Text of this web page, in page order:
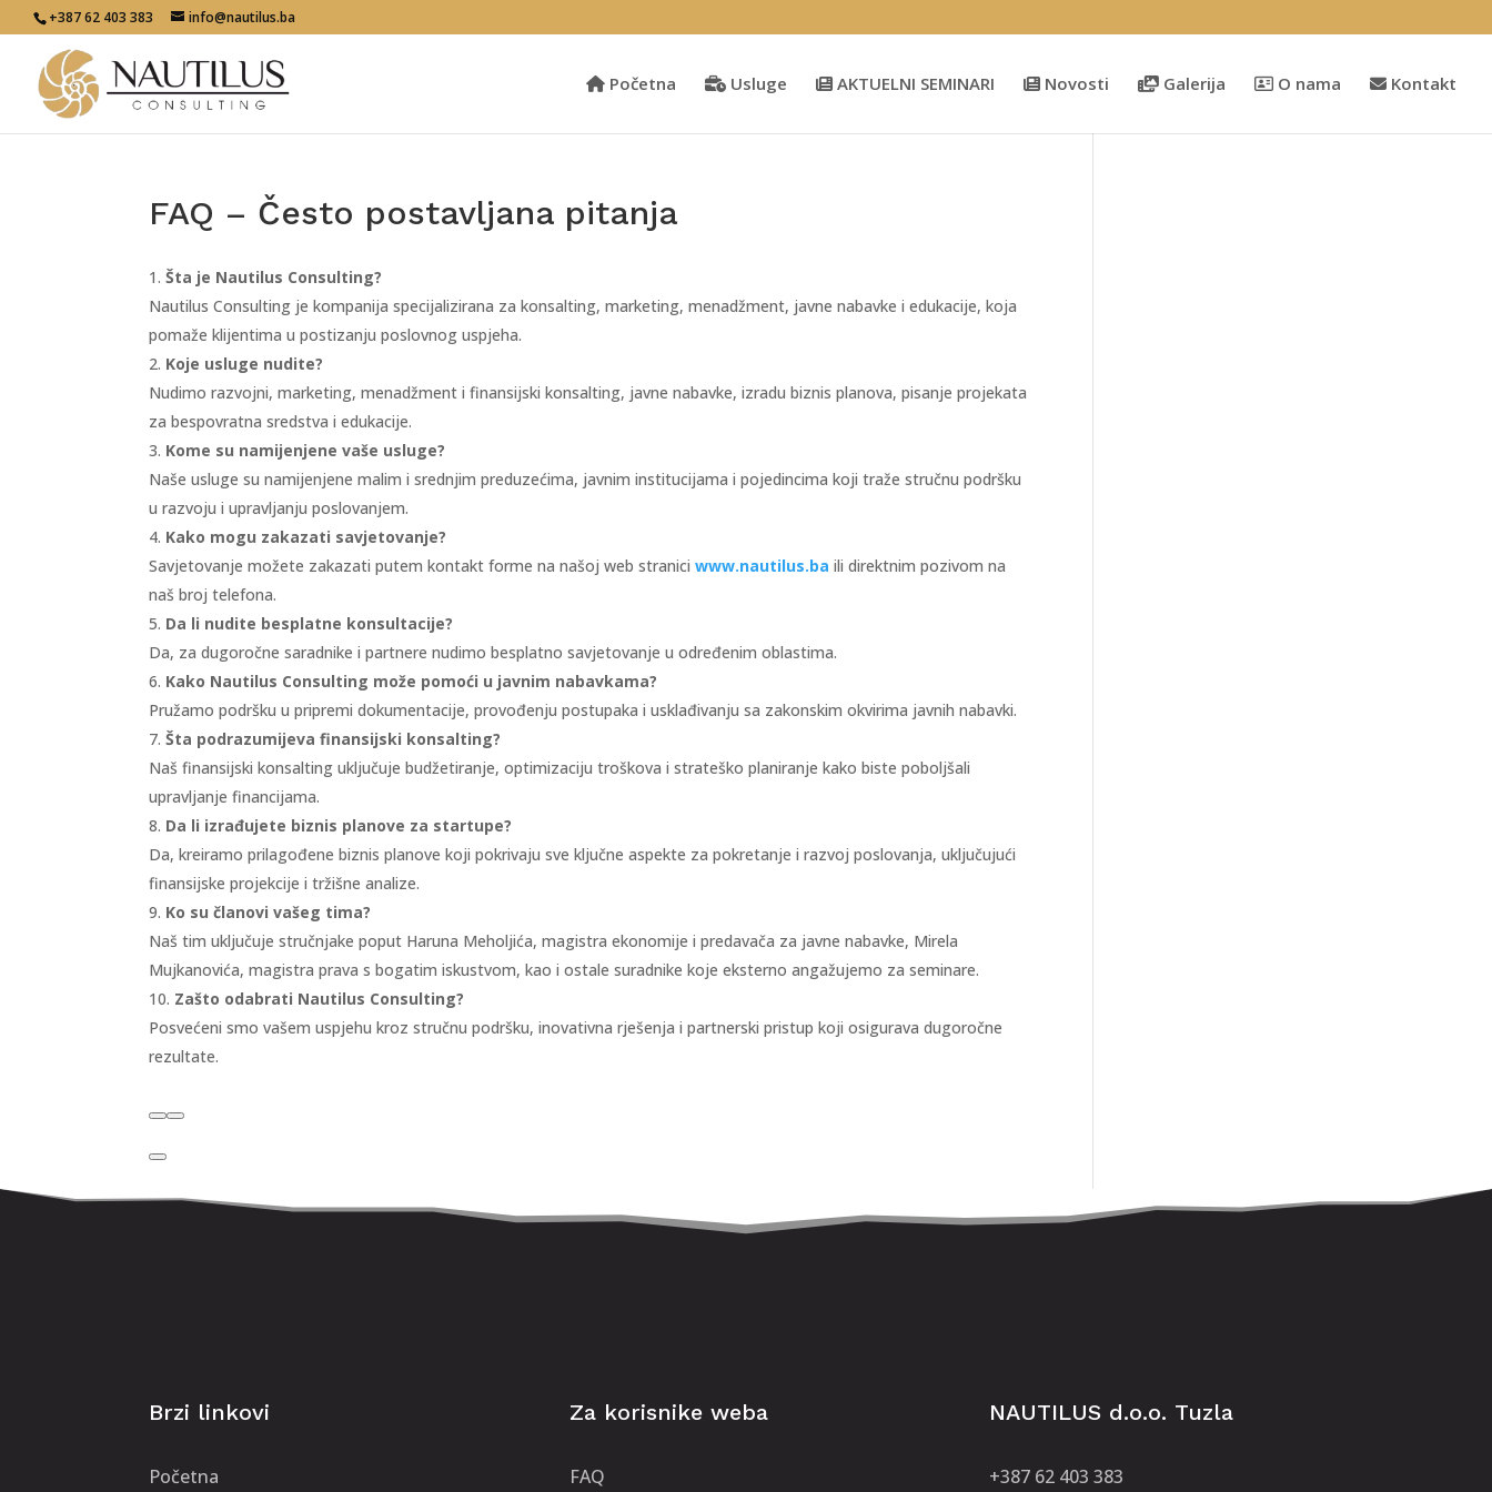
+387 62 403 383 info@nautilus.ba
Početna Usluge AKTUELNI SEMINARI Novosti Galerija O nama Kontakt
FAQ – Često postavljana pitanja
Šta je Nautilus Consulting?
Nautilus Consulting je kompanija specijalizirana za konsalting, marketing, menadžment, javne nabavke i edukacije, koja
pomaže klijentima u postizanju poslovnog uspjeha.
Koje usluge nudite?
Nudimo razvojni, marketing, menadžment i finansijski konsalting, javne nabavke, izradu biznis planova, pisanje projekata
za bespovratna sredstva i edukacije.
Kome su namijenjene vaše usluge?
Naše usluge su namijenjene malim i srednjim preduzećima, javnim institucijama i pojedincima koji traže stručnu podršku
u razvoju i upravljanju poslovanjem.
Kako mogu zakazati savjetovanje?
Savjetovanje možete zakazati putem kontakt forme na našoj web straniciwww.nautilus.ba ili direktnim pozivom na
naš broj telefona.
Da li nudite besplatne konsultacije?
Da, za dugoročne saradnike i partnere nudimo besplatno savjetovanje u određenim oblastima.
Kako Nautilus Consulting može pomoći u javnim nabavkama?
Pružamo podršku u pripremi dokumentacije, provođenju postupaka i usklađivanju sa zakonskim okvirima javnih nabavki.
Šta podrazumijeva finansijski konsalting?
Naš finansijski konsalting uključuje budžetiranje, optimizaciju troškova i strateško planiranje kako biste poboljšali
upravljanje financijama.
Da li izrađujete biznis planove za startupe?
Da, kreiramo prilagođene biznis planove koji pokrivaju sve ključne aspekte za pokretanje i razvoj poslovanja, uključujući
finansijske projekcije i tržišne analize.
Ko su članovi vašeg tima?
Naš tim uključuje stručnjake poput Haruna Meholjića, magistra ekonomije i predavača za javne nabavke, Mirela
Mujkanovića, magistra prava s bogatim iskustvom, kao i ostale suradnike koje eksterno angažujemo za seminare.
Zašto odabrati Nautilus Consulting?
Posvećeni smo vašem uspjehu kroz stručnu podršku, inovativna rješenja i partnerski pristup koji osigurava dugoročne
rezultate.
Brzi linkovi
Početna
Za korisnike weba
FAQ
NAUTILUS d.o.o. Tuzla
+387 62 403 383